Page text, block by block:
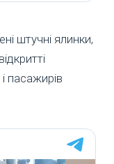
штучні ялинки,
і пасажирів